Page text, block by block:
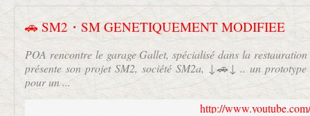
🚗 SM2・SM GENETIQUEMENT MODIFIEE
POA rencontre le garage Gallet, spécialisé dans la
présente son projet SM2, société SM2a, ↓🚗↓ .. un
pour un ...
http://